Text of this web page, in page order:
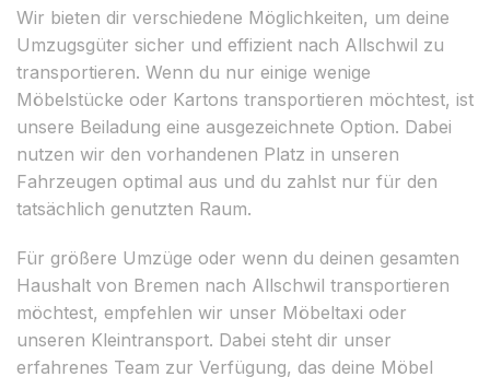
Wir bieten dir verschiedene Möglichkeiten, um deine
Umzugsgüter sicher und effizient nach Allschwil zu
transportieren. Wenn du nur einige wenige
Möbelstücke oder Kartons transportieren möchtest, ist
unsere Beiladung eine ausgezeichnete Option. Dabei
nutzen wir den vorhandenen Platz in unseren
Fahrzeugen optimal aus und du zahlst nur für den
tatsächlich genutzten Raum.
Für größere Umzüge oder wenn du deinen gesamten
Haushalt von Bremen nach Allschwil transportieren
möchtest, empfehlen wir unser Möbeltaxi oder
unseren Kleintransport. Dabei steht dir unser
erfahrenes Team zur Verfügung, das deine Möbel